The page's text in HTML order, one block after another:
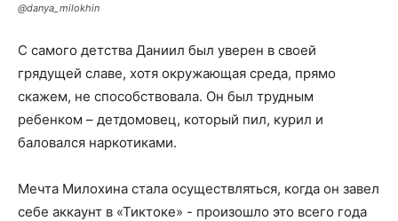
@danya_milokhin
С самого детства Даниил был уверен в своей
грядущей славе, хотя окружающая среда, прямо
скажем, не способствовала. Он был трудным
ребенком – детдомовец, который пил, курил и
баловался наркотиками.
Мечта Милохина стала осуществляться, когда он завел
себе аккаунт в «Тиктоке» - произошло это всего года